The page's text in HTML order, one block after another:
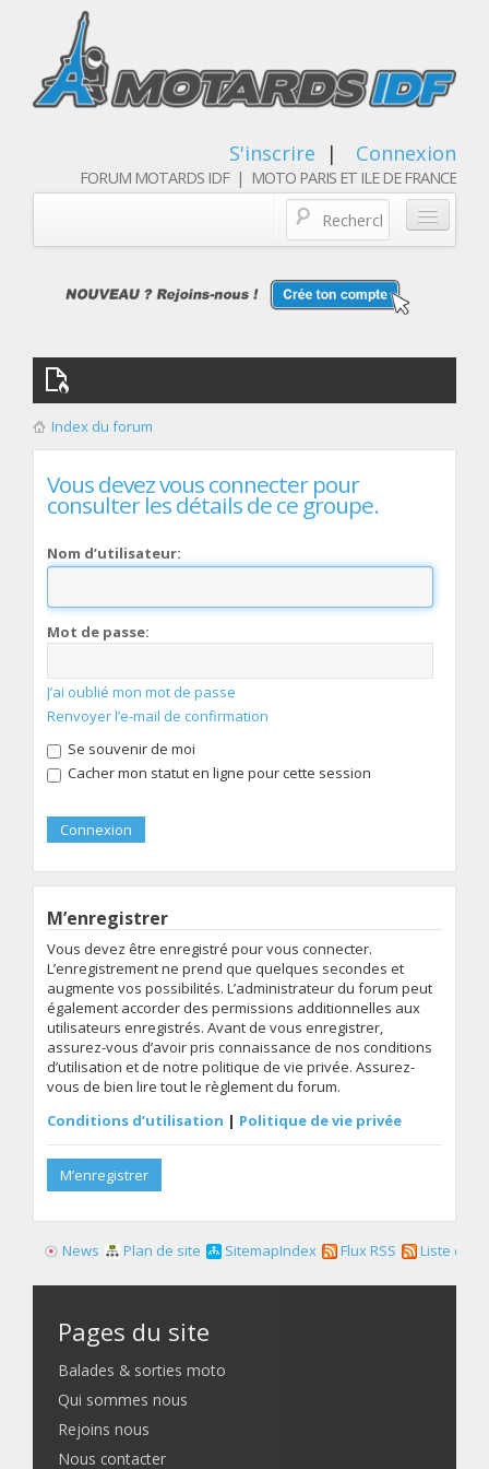
S'inscrire | Connexion
FORUM MOTARDS IDF | MOTO PARIS ET ILE DE FRANCE
Qui sommes nous
Les membres
Index du forum
Vous devez vous connecter pour
consulter les détails de ce groupe.
Nom d’utilisateur:
Mot de passe:
J’ai oublié mon mot de passe
Renvoyer l’e-mail de confirmation
Se souvenir de moi
Cacher mon statut en ligne pour cette session
M’enregistrer
Vous devez être enregistré pour vous connecter.
L’enregistrement ne prend que quelques secondes et
augmente vos possibilités. L’administrateur du forum peut
également accorder des permissions additionnelles aux
utilisateurs enregistrés. Avant de vous enregistrer,
assurez-vous d’avoir pris connaissance de nos conditions
d’utilisation et de notre politique de vie privée. Assurez-
vous de bien lire tout le règlement du forum.
Conditions d’utilisation | Politique de vie privée
M’enregistrer
News Plan de site SitemapIndex Flux RSS Liste des
Pages du site
Balades & sorties moto
Qui sommes nous
Rejoins nous
Nous contacter